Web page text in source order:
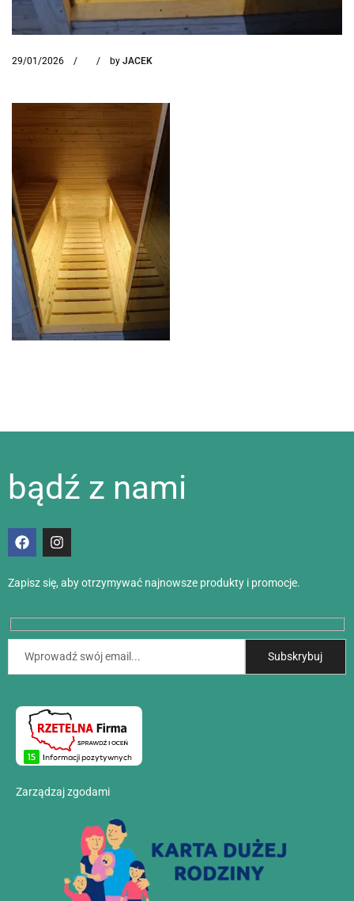
29/01/2026 by JACEK
bądź z nami
Zapisz się, aby otrzymywać najnowsze produkty i promocje.
Zarządzaj zgodami